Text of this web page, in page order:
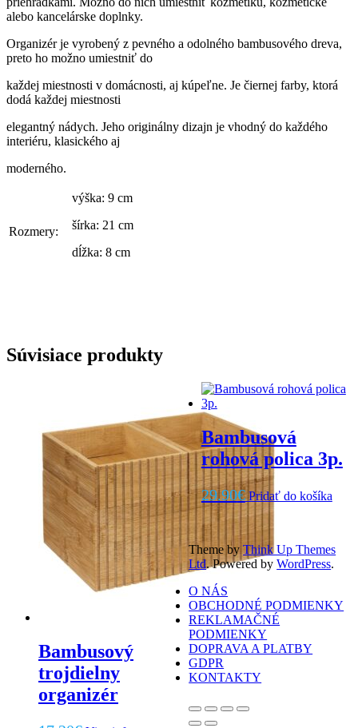
alebo kancelárske doplnky.
Organizér je vyrobený z pevného a odolného bambusového dreva,
preto ho možno umiestniť do
každej miestnosti v domácnosti, aj kúpeľne. Je čiernej farby, ktorá
dodá každej miestnosti
elegantný nádych. Jeho originálny dizajn je vhodný do každého
interiéru, klasického aj
moderného.
Rozmery:
výška: 9 cm
šírka: 21 cm
dĺžka: 8 cm
Súvisiace produkty
Bambusový
trojdielny
organizér
Bambusová
rohová polica 3p.
29.90€ Pridať do košíka
Theme byThink Up Themes
Ltd. Powered byWordPress.
O NÁS
OBCHODNÉ PODMIENKY
REKLAMAČNÉ
PODMIENKY
DOPRAVA A PLATBY
GDPR
KONTAKTY